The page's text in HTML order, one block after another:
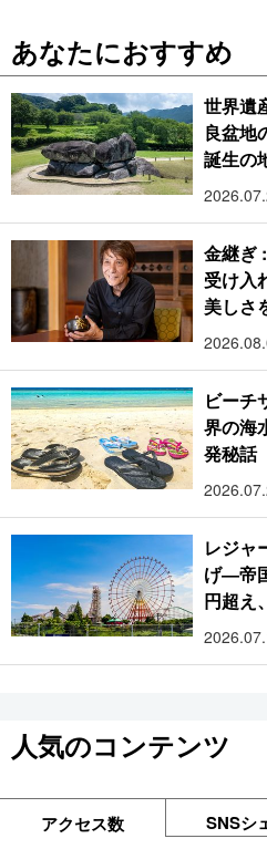
あなたにおすすめ
世界遺
良盆地
誕生の
金継ぎ
受け入
美しさ
樹
ビーチ
界の海
発秘話
レジャ
げ―帝
円超え
人気のコンテンツ
アクセス数 SNSシ